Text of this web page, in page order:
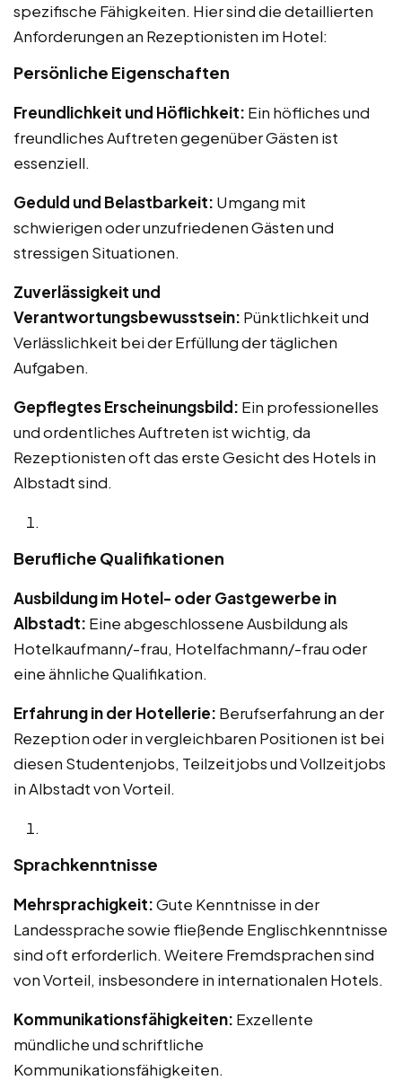
spezifische Fähigkeiten. Hier sind die detaillierten
Anforderungen an Rezeptionisten im Hotel:
Persönliche Eigenschaften
Freundlichkeit und Höflichkeit: Ein höfliches und
freundliches Auftreten gegenüber Gästen ist
essenziell.
Geduld und Belastbarkeit: Umgang mit
schwierigen oder unzufriedenen Gästen und
stressigen Situationen.
Zuverlässigkeit und
Verantwortungsbewusstsein: Pünktlichkeit und
Verlässlichkeit bei der Erfüllung der täglichen
Aufgaben.
Gepflegtes Erscheinungsbild: Ein professionelles
und ordentliches Auftreten ist wichtig, da
Rezeptionisten oft das erste Gesicht des Hotels in
Albstadt sind.
Berufliche Qualifikationen
Ausbildung im Hotel- oder Gastgewerbe in
Albstadt: Eine abgeschlossene Ausbildung als
Hotelkaufmann/-frau, Hotelfachmann/-frau oder
eine ähnliche Qualifikation.
Erfahrung in der Hotellerie: Berufserfahrung an der
Rezeption oder in vergleichbaren Positionen ist bei
diesen Studentenjobs, Teilzeitjobs und Vollzeitjobs
in Albstadt von Vorteil.
Sprachkenntnisse
Mehrsprachigkeit:Gute Kenntnisse in der
Landessprache sowie fließende Englischkenntnisse
sind oft erforderlich. Weitere Fremdsprachen sind
von Vorteil, insbesondere in internationalen Hotels.
Kommunikationsfähigkeiten: Exzellente
mündliche und schriftliche
Kommunikationsfähigkeiten.